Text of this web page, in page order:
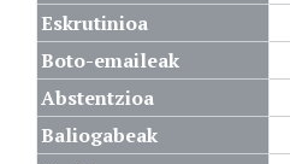
Eskrutinioa
Boto-emaileak
Abstentzioa
Baliogabeak